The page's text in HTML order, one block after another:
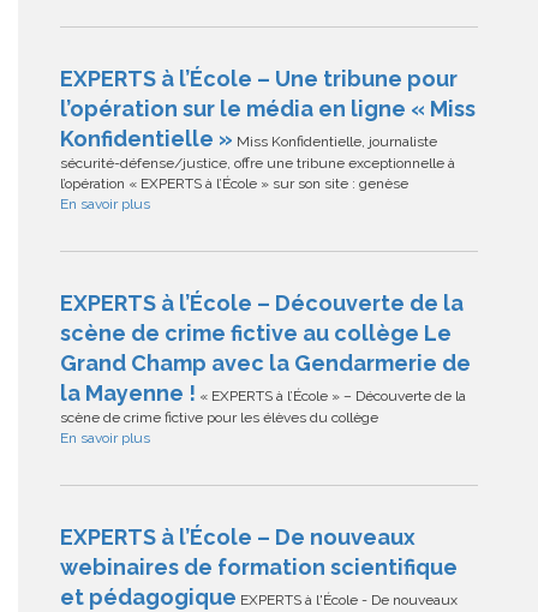
EXPERTS à l’École – Une tribune pour
l’opération sur le média en ligne « Miss
Konfidentielle » Miss Konfidentielle, journaliste
sécurité-défense/justice, offre une tribune exceptionnelle à
l’opération « EXPERTS à l’École » sur son site : genèse
En savoir plus
EXPERTS à l’École – Découverte de la
scène de crime fictive au collège Le
Grand Champ avec la Gendarmerie de
la Mayenne ! « EXPERTS à l’École » – Découverte de la
scène de crime fictive pour les élèves du collège
En savoir plus
EXPERTS à l’École – De nouveaux
webinaires de formation scientifique
et pédagogique EXPERTS à l'École - De nouveaux